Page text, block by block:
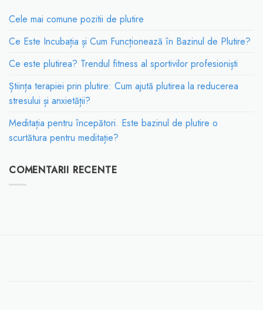
Cele mai comune pozitii de plutire
Ce Este Incubația și Cum Funcționează în Bazinul de Plutire?
Ce este plutirea? Trendul fitness al sportivilor profesioniști
Știința terapiei prin plutire: Cum ajută plutirea la reducerea
stresului și anxietății?
Meditația pentru începători. Este bazinul de plutire o
scurtătura pentru meditație?
COMENTARII RECENTE